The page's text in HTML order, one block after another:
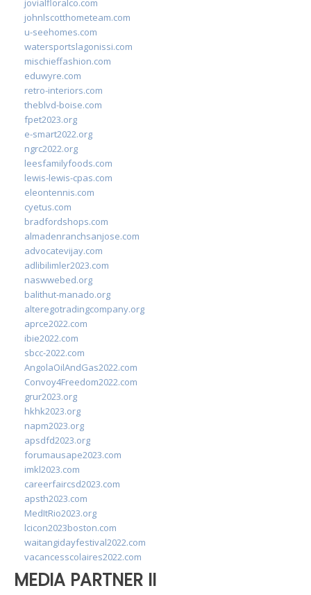
jovialfloralco.com
johnlscotthometeam.com
u-seehomes.com
watersportslagonissi.com
mischieffashion.com
eduwyre.com
retro-interiors.com
theblvd-boise.com
fpet2023.org
e-smart2022.org
ngrc2022.org
leesfamilyfoods.com
lewis-lewis-cpas.com
eleontennis.com
cyetus.com
bradfordshops.com
almadenranchsanjose.com
advocatevijay.com
adlibilimler2023.com
naswwebed.org
balithut-manado.org
alteregotradingcompany.org
aprce2022.com
ibie2022.com
sbcc-2022.com
AngolaOilAndGas2022.com
Convoy4Freedom2022.com
grur2023.org
hkhk2023.org
napm2023.org
apsdfd2023.org
forumausape2023.com
imkl2023.com
careerfaircsd2023.com
apsth2023.com
MedItRio2023.org
lcicon2023boston.com
waitangidayfestival2022.com
vacancesscolaires2022.com
MEDIA PARTNER II